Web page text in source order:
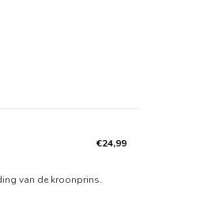
€24,99
van de kroonprins.